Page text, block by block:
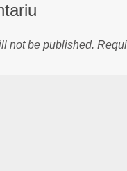
not be published.